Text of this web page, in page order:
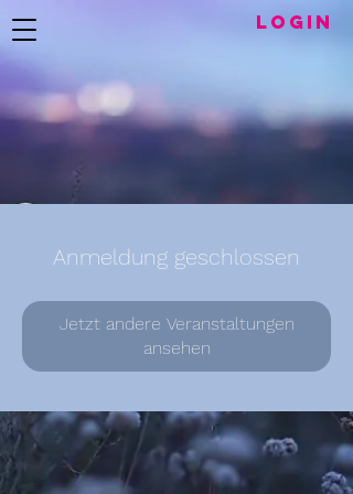
LogIN
Anmeldung geschlossen
Jetzt andere Veranstaltungen
ansehen